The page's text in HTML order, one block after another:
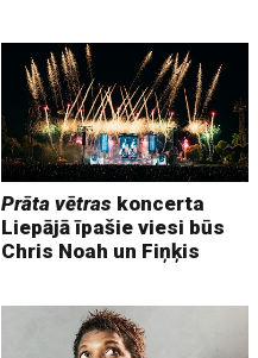
Prāta vētras koncerta
Liepājā īpašie viesi būs
Chris Noah un Fiņķis